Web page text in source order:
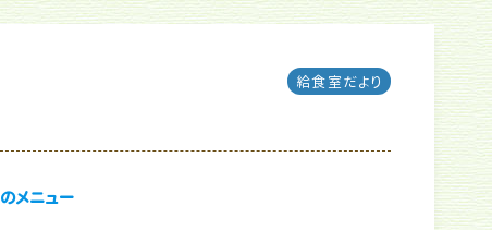
給食室だより
メニュー